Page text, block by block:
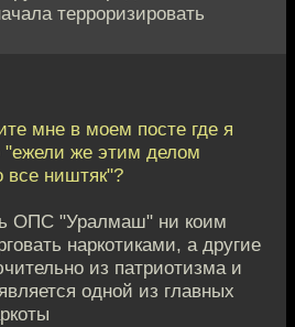
терроризировать
мне в моем посте где я
"ежели же этим делом
ништяк"?
ОПС "Уралмаш" ни коим
наркотиками, а другие
из патриотизма и
одной из главных